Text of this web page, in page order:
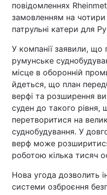
повідомленнях
замовленням на
патрульні катери для
У компанії заявили, що
румунське
місце в оборонній
йдеться, що план
верфі та розширення
суден до такого
перетворитися на
суднобудування. У
верф може
роботою кілька тисяч
Нова угода дозволить
системи озброєння